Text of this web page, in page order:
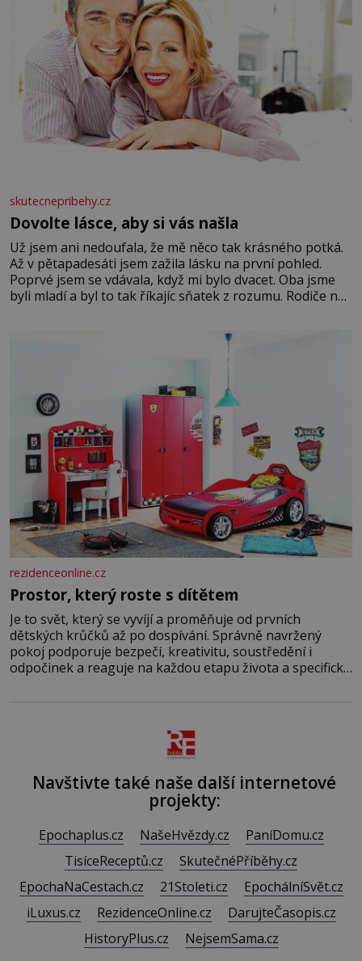
skutecnepribehy.cz
Dovolte lásce, aby si vás našla
Už jsem ani nedoufala, že mě něco tak krásného potká.
Až v pětapadesáti jsem zažila lásku na první pohled.
Poprvé jsem se vdávala, když mi bylo dvacet. Oba jsme
byli mladí a byl to tak říkajíc sňatek z rozumu. Rodiče nás
rezidenceonline.cz
Prostor, který roste s dítětem
Je to svět, který se vyvíjí a proměňuje od prvních
dětských krůčků až po dospívání. Správně navržený
pokoj podporuje bezpečí, kreativitu, soustředění i
odpočinek a reaguje na každou etapu života a specifické
Navštivte také naše další internetové
projekty:
Epochaplus.cz NašeHvězdy.cz
PaníDomu.cz
TisíceReceptů.cz
SkutečnéPříběhy.cz
EpochaNaCestach.cz
21Stoleti.cz
EpochálníSvět.cz
iLuxus.cz
RezidenceOnline.cz
DarujteČasopis.cz
HistoryPlus.cz
NejsemSama.cz